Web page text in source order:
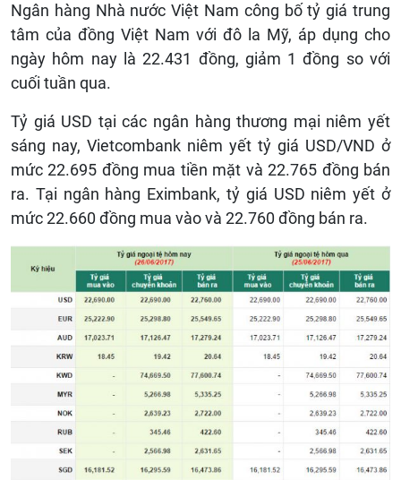
Ngân hàng Nhà nước Việt Nam công bố tỷ giá trung
tâm của đồng Việt Nam với đô la Mỹ, áp dụng cho
ngày hôm nay là 22.431 đồng, giảm 1 đồng so với
cuối tuần qua.
Tỷ giá USD tại các ngân hàng thương mại niêm yết
sáng nay, Vietcombank niêm yết tỷ giá USD/VND ở
mức 22.695 đồng mua tiền mặt và 22.765 đồng bán
ra. Tại ngân hàng Eximbank, tỷ giá USD niêm yết ở
mức 22.660 đồng mua vào và 22.760 đồng bán ra.